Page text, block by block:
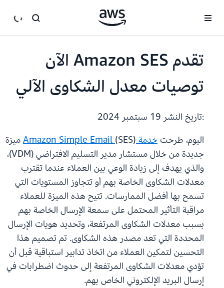
تقدم Amazon SES الآن
توصيات معدل الشكاوى الآلي
:تاريخ النشر
اليوم، طرحت خدمة Amazon Simple Email
(SES) ميزة
جديدة من خلال مستشار مدير التسليم الافتراضي (VDM)،
والذي يهدف إلى زيادة الوعي بين العملاء عندما تقترب
معدلات الشكاوى الخاصة بهم أو تتجاوز المستويات التي
تسمح بها أفضل الممارسات. تتيح هذه الميزة للعملاء
مراقبة التأثير المحتمل على سمعة الإرسال الخاصة بهم
بسبب معدلات الشكاوى المرتفعة، وتحديد هويات الإرسال
المحددة التي تعد مصدر هذه الشكاوى. تم تصميم هذا
التحسين لتمكين العملاء من اتخاذ تدابير استباقية قبل أن
تؤدي معدلات الشكاوى المرتفعة إلى حدوث اضطرابات في
إرسال البريد الإلكتروني الخاص بهم.